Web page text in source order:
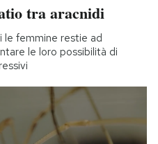
tra aracnidi
le femmine restie ad
le loro possibilità di